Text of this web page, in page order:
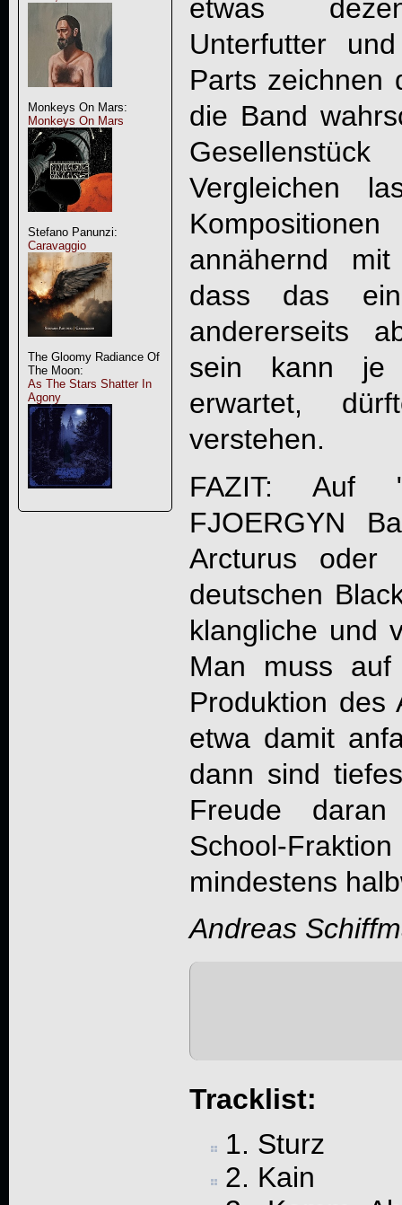
Monkeys On Mars:
Monkeys On Mars
Stefano Panunzi:
Caravaggio
The Gloomy Radiance Of
The Moon:
As The Stars Shatter In
Agony
etwas
Unterfutter
Parts zeichnen
die Band
Vergleichen
annähernd
dass das
andererseits
sein kann je
erwartet,
verstehen.
FAZIT: Auf
FJOERGYN
Arcturus oder
deutschen
klangliche und
Man muss
Produktion des
etwa damit
dann sind
Freude
School-
mindestens
Andreas
Tracklist:
1. Sturz
2. Kain